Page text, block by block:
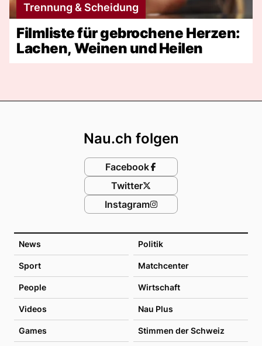
Trennung & Scheidung
Filmliste für gebrochene Herzen:
Lachen, Weinen und Heilen
News Politik
Sport Matchcenter
People Wirtschaft
Videos Nau Plus
Games Stimmen der Schweiz
Nau.ch folgen
Facebook
Twitter
Instagram